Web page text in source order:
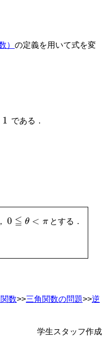
） の定義を用いて式を変
である．
0 ≦θ <
とする．
数>>三角関数の問題>>逆
学生スタッフ作成